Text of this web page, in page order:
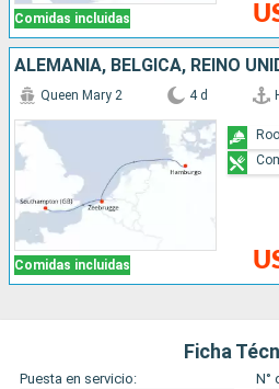
Comidas incluidas
ALEMANIA, BÉLGICA, REINO
Comidas incluidas
Queen Mary 2 4 d
Ficha
Puesta en servicio:
N°